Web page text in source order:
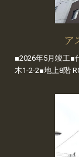
ア
■2026年5月竣工■
木1-2-2■地上8階